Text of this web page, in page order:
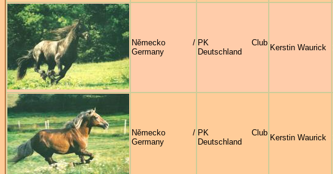
Německo /
Germany
PK Club
Deutschland
Kerstin Waurick
Německo /
Germany
PK Club
Deutschland
Kerstin Waurick